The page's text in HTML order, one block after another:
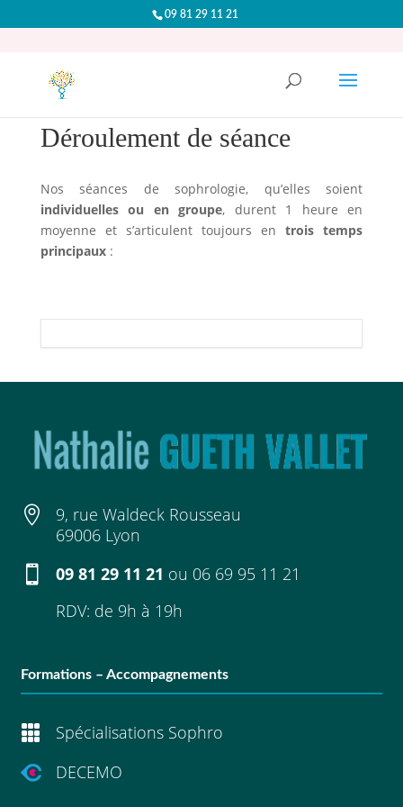
09 81 29 11 21
Déroulement de séance
Nos séances de sophrologie, qu’elles soient
individuelles ou en groupe, durent 1 heure en
moyenne et s’articulent toujours entrois temps
principaux:

9, rue Waldeck Rousseau
69006 Lyon
 09 81 29 11 21 ou 06 69 95 11 21
RDV: de 9h à 19h
Formations – Accompagnements

Spécialisations Sophro
DECEMO